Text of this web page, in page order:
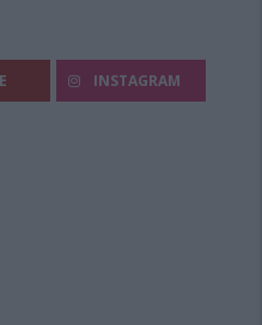
INSTAGRAM